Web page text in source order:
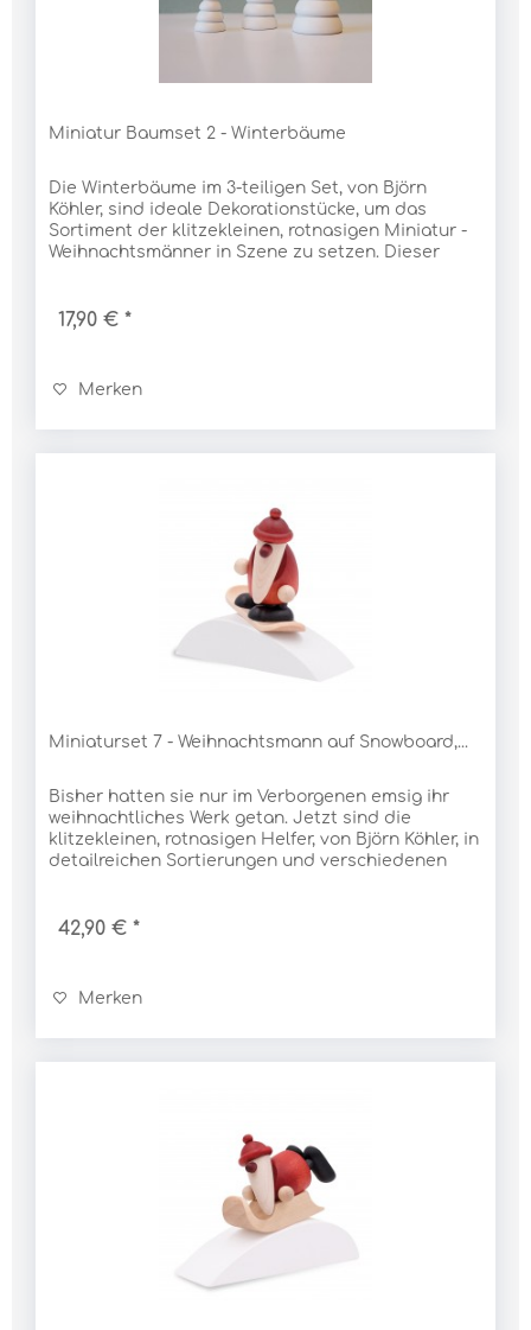
Miniatur Baumset 2 - Winterbäume
Die Winterbäume im 3-teiligen Set, von Björn
Köhler, sind ideale Dekorationstücke, um das
Sortiment der klitzekleinen, rotnasigen Miniatur -
Weihnachtsmänner in Szene zu setzen. Dieser
17,90 € *
Merken
Miniaturset 7 - Weihnachtsmann auf Snowboard,...
Bisher hatten sie nur im Verborgenen emsig ihr
weihnachtliches Werk getan. Jetzt sind die
klitzekleinen, rotnasigen Helfer, von Björn Köhler, in
detailreichen Sortierungen und verschiedenen
42,90 € *
Merken